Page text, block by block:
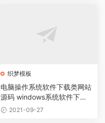
织梦模板
电脑操作系统软件下载类网站
源码 windows系统软件下载
网站织梦模板
2021-09-27